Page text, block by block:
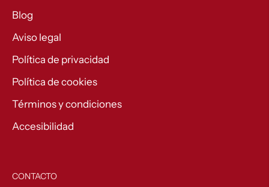
Blog
Aviso legal
Política de privacidad
Política de cookies
Términos y condiciones
Accesibilidad
CONTACTO